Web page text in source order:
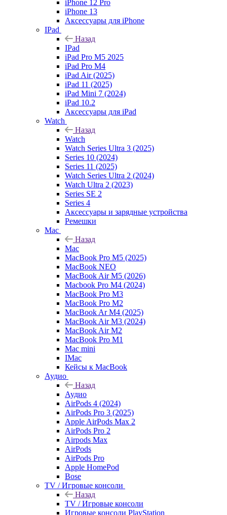
iPhone 12 Pro
iPhone 13
Аксессуары для iPhone
IPad
Назад
IPad
iPad Pro M5 2025
iPad Pro M4
iPad Air (2025)
iPad 11 (2025)
iPad Mini 7 (2024)
iPad 10.2
Аксессуары для iPad
Watch
Назад
Watch
Watch Series Ultra 3 (2025)
Series 10 (2024)
Series 11 (2025)
Watch Series Ultra 2 (2024)
Watch Ultra 2 (2023)
Series SE 2
Series 4
Аксессуары и зарядные устройства
Ремешки
Mac
Назад
Mac
MacBook Pro M5 (2025)
MacBook NEO
MacBook Air M5 (2026)
Macbook Pro M4 (2024)
MacBook Pro M3
MacBook Pro M2
MacBook Ar M4 (2025)
MacBook Air M3 (2024)
MacBook Air M2
MacBook Pro M1
Mac mini
IMac
Кейсы к MacBook
Аудио
Назад
Аудио
AirPods 4 (2024)
AirPods Pro 3 (2025)
Apple AirPods Max 2
AirPods Pro 2
Airpods Max
AirPods
AirPods Pro
Apple HomePod
Bose
TV / Игровые консоли
Назад
TV / Игровые консоли
Игровые консоли PlayStation